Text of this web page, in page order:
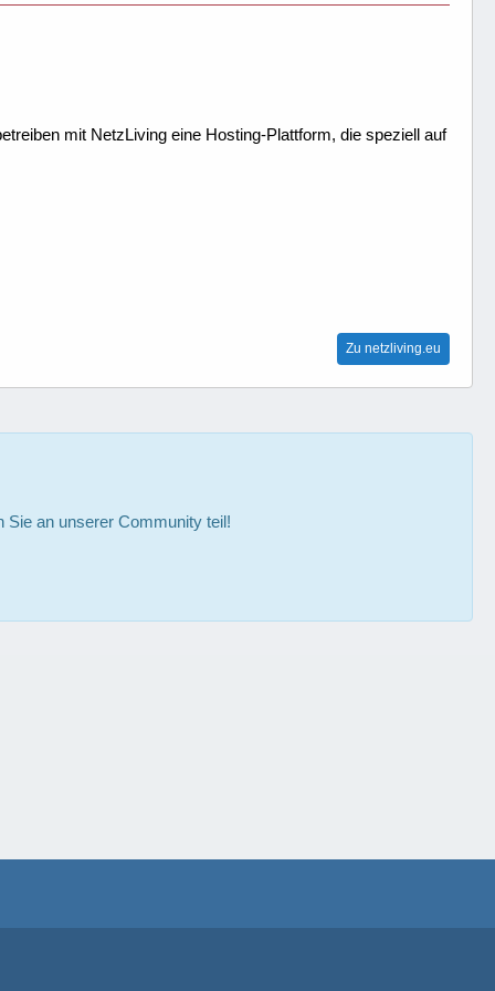
mit NetzLiving eine Hosting-Plattform, die speziell auf
Zu netzliving.eu
Sie an unserer Community teil!